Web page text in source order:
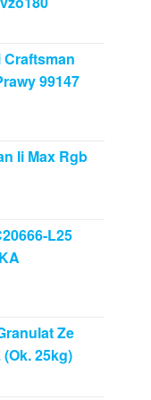
99147
Ii Max Rgb
L25
Ze
25kg)